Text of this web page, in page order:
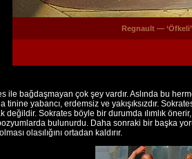
Regnault —
ile bağdaşmayan çok şey vardır. Aslında bu
tinine yabancı, erdemsiz ve yakışıksızdır.
değildir. Sokrates böyle bir durumda ılımlık
bulunurdu. Daha sonraki bir başka
olasılığını ortadan kaldırır.